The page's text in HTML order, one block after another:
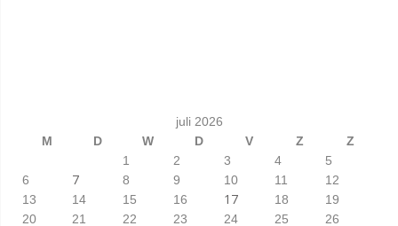
juli 2026
M
D W D V Z
Z
1
2 3 4
5
6
7 8 9 10 11
12
13
14 15 16 17 18
19
20
21 22 23 24 25 26